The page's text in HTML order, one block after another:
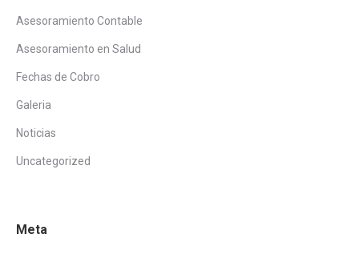
Asesoramiento Contable
Asesoramiento en Salud
Fechas de Cobro
Galeria
Noticias
Uncategorized
Meta